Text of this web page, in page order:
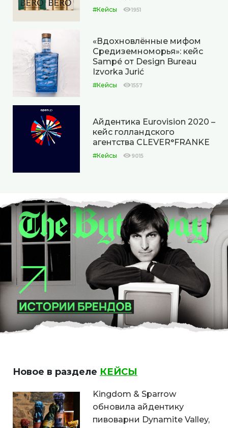
#Кейсы 1951
«Вдохновлённые мифом
Средиземноморья»: кейс
Sampé от Design Bureau
Izvorka Jurić
#Кейсы 1557
Айдентика Eurovision 2020 –
кейс голландского
агентства CLEVER°FRANKE
#Кейсы 9015
Новое в разделе КЕЙСЫ
Kingdom & Sparrow
обновила айдентику
пивоварни Dynamite Valley,